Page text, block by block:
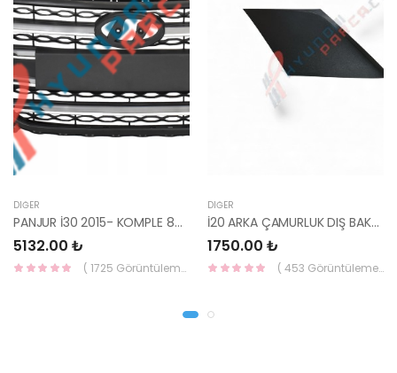
DIĞER
PANJUR İ30 2015- KOMPLE 86350-A6800-YS
5132.00 ₺
( 1725 Görüntüleme )
DIĞER
İ20 ARKA ÇAMURLUK DIŞ BAKALİTİ SOL 2015- ( PARLAK SİYAH ) 87360-C8000-YS
1750.00 ₺
( 453 Görüntüleme )